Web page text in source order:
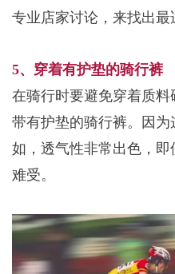
专业店家讨论，来找出最
5、穿着有护垫的骑行裤
在骑行时要避免穿着质
带有护垫的骑行裤。因
如，透气性非常出色，
难受。